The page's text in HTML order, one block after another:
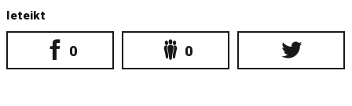
Ieteikt
0 0